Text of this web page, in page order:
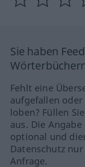
Sie haben
Fehlt eine
aufgefallen
loben? Füllen
aus. Die
optional und
Datenschutz
Anfrage.